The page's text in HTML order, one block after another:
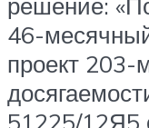
46-
проект
51225/12Я5